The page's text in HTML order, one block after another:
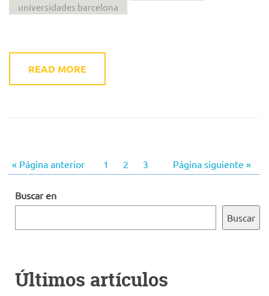
universidades barcelona
READ MORE
« Página anterior 1 2 3 Página siguiente »
Buscar en
Buscar
Últimos artículos